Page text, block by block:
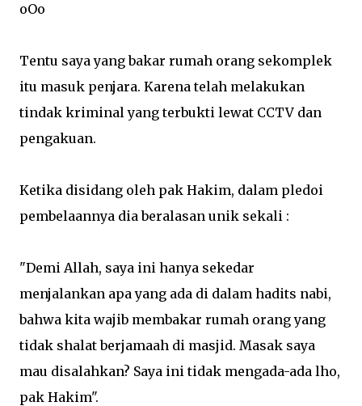
oOo
Tentu saya yang bakar rumah orang sekomplek
itu masuk penjara. Karena telah melakukan
tindak kriminal yang terbukti lewat CCTV dan
pengakuan.
Ketika disidang oleh pak Hakim, dalam pledoi
pembelaannya dia beralasan unik sekali :
"Demi Allah, saya ini hanya sekedar
menjalankan apa yang ada di dalam hadits nabi,
bahwa kita wajib membakar rumah orang yang
tidak shalat berjamaah di masjid. Masak saya
mau disalahkan? Saya ini tidak mengada-ada lho,
pak Hakim".